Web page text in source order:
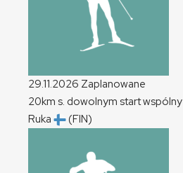
29.11.2026 Zaplanowane
20km s. dowolnym start wspólny
Ruka
(FIN)